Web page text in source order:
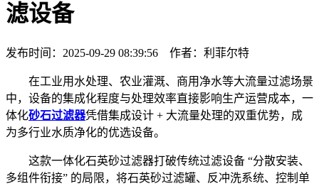
滤设备
发布时间：2025-09-29 08:39:56 作者：利菲尔特
在工业用水处理、农业灌溉、商用净水等大流量过滤场景
中，设备的集成化程度与处理效率直接影响生产运营成本，一
体化砂石过滤器凭借集成设计 + 大流量处理的双重优势，成
为多行业水质净化的优选设备。
这款一体化石英砂过滤器打破传统过滤设备 “分散安装、
多组件衔接” 的局限，将石英砂过滤罐、反冲洗系统、控制单